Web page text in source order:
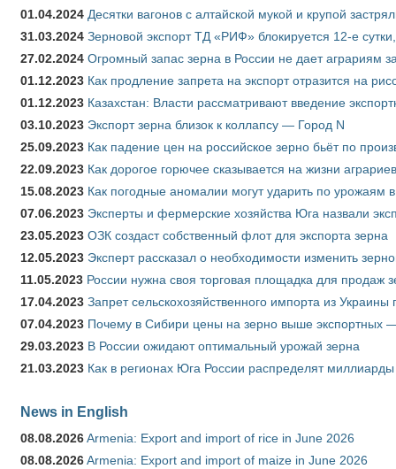
01.04.2024 Десятки вагонов с алтайской мукой и крупой
31.03.2024 Зерновой экспорт ТД «РИФ» блокируется 12-е
27.02.2024 Огромный запас зерна в России не дает аграриям
01.12.2023 Как продление запрета на экспорт отразится на
01.12.2023 Казахстан: Власти рассматривают введение
03.10.2023 Экспорт зерна близок к коллапсу — Город N
25.09.2023 Как падение цен на российское зерно бьёт по
22.09.2023 Как дорогое горючее сказывается на жизни аграриев
15.08.2023 Как погодные аномалии могут ударить по урожаям
07.06.2023 Эксперты и фермерские хозяйства Юга назвали
23.05.2023 ОЗК создаст собственный флот для экспорта зерна
12.05.2023 Эксперт рассказал о необходимости изменить
11.05.2023 России нужна своя торговая площадка для продаж
17.04.2023 Запрет сельскохозяйственного импорта из
07.04.2023 Почему в Сибири цены на зерно выше экспортных
29.03.2023 В России ожидают оптимальный урожай зерна
21.03.2023 Как в регионах Юга России распределят
News in English
08.08.2026Armenia: Export and import of rice in June 2026
08.08.2026Armenia: Export and import of maize in June 2026